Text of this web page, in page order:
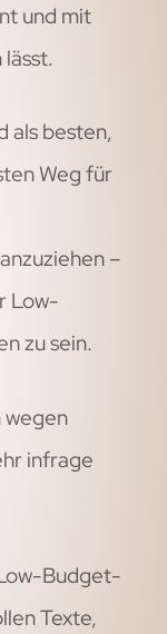
und mit
als besten,
Weg für
–
Low-
zu sein.
wegen
infrage
Budget-
Texte,